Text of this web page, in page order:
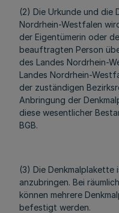
(2) Die Urkunde und die
Nordrhein-Westfalen
der Eigentümerin oder
beauftragten Person
des Landes Nordrhein-
Landes Nordrhein-
der zuständigen
Anbringung der
diese wesentlicher
BGB.
(3) Die Denkmalplakette
anzubringen. Bei
können mehrere
befestigt werden.